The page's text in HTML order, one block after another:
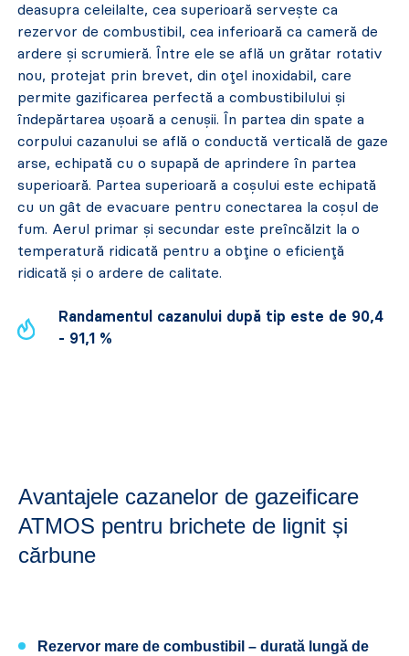
deasupra celeilalte, cea superioară servește ca
rezervor de combustibil, cea inferioară ca cameră de
ardere și scrumieră. Între ele se află un grătar rotativ
nou, protejat prin brevet, din oțel inoxidabil, care
permite gazificarea perfectă a combustibilului și
îndepărtarea ușoară a cenușii. În partea din spate a
corpului cazanului se află o conductă verticală de gaze
arse, echipată cu o supapă de aprindere în partea
superioară. Partea superioară a coșului este echipată
cu un gât de evacuare pentru conectarea la coșul de
fum. Aerul primar și secundar este preîncălzit la o
temperatură ridicată pentru a obține o eficiență
ridicată și o ardere de calitate.
Randamentul cazanului după tip este de 90,4
- 91,1 %
Avantajele cazanelor de gazeificare
ATMOS pentru brichete de lignit și
cărbune
Rezervor mare de combustibil – durată lungă de